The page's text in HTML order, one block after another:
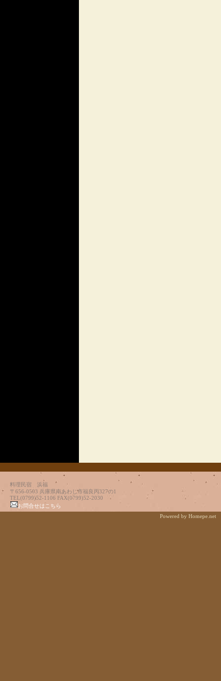
料理民宿 浜福
〒656-0503 兵庫県南あわじ市福良丙327の1
TEL(0799)52-1106 FAX(0799)52-2030
お問合せはこちら
Powered by Homepe.net